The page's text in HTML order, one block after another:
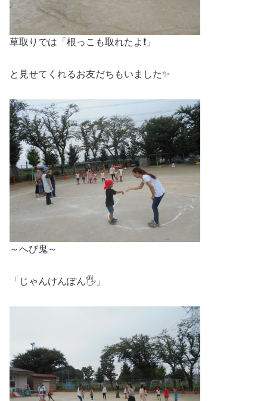
草取りでは「根っこも取れたよ❗」
と見せてくれるお友だちもいました✨
～へび鬼～
「じゃんけんぽん🖐」